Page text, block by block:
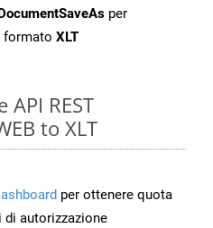
per
formato XLT
REST
to XLT
per ottenere quota
di autorizzazione